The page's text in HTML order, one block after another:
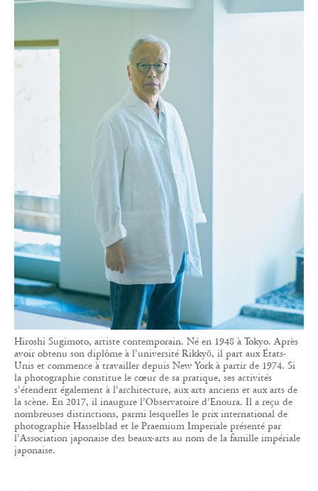
Hiroshi Sugimoto, artiste contemporain. Né en 1948 à Tokyo. Après
avoir obtenu son diplôme à l’université Rikkyō, il part aux États-
Unis et commence à travailler depuis New York à partir de 1974. Si
la photographie constitue le cœur de sa pratique, ses activités
s’étendent également à l’architecture, aux arts anciens et aux arts de
la scène. En 2017, il inaugure l’Observatoire d’Enoura. Il a reçu de
nombreuses distinctions, parmi lesquelles le prix international de
photographie Hasselblad et le Praemium Imperiale présenté par
l’Association japonaise des beaux-arts au nom de la famille impériale
japonaise.